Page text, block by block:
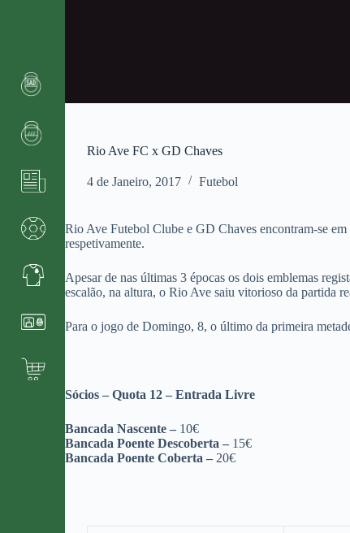
Rio Ave FC x GD Chaves
4 de Janeiro, 2017 Futebol
Rio Ave Futebol Clube e GD Chaves encontram-se
respetivamente.
Apesar de nas últimas 3 épocas os dois emblemas
escalão, na altura, o Rio Ave saiu vitorioso da partida
Para o jogo de Domingo, 8, o último da primeira
Sócios – Quota 12 – Entrada Livre
Bancada Nascente – 10€
Bancada Poente Descoberta – 15€
Bancada Poente Coberta – 20€